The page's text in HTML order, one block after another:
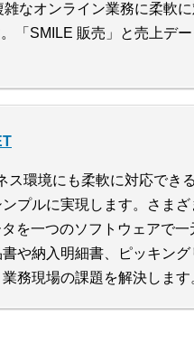
なオンライン業務に柔軟
「SMILE 販売」と売上デ
ス環境にも柔軟に対応でき
プルに実現します。さま
を一つのソフトウェアで
や納入明細書、ピッキン
務現場の課題を解決します